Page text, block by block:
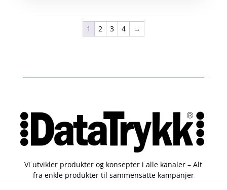
1 2 3 4 →
Vi utvikler produkter og konsepter i alle kanaler – Alt
fra enkle produkter til sammensatte kampanjer